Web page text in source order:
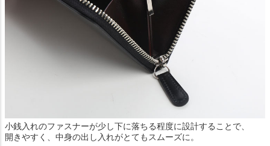
小銭入れのファスナーが少し下に落ちる程度に設計することで、
開きやすく、中身の出し入れがとてもスムーズに。